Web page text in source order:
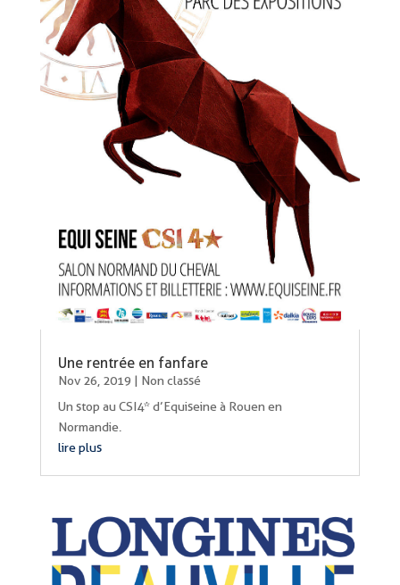
Une rentrée en fanfare
Nov 26, 2019 | Non classé
Un stop au CSI4* d’Equiseine à Rouen en
Normandie.
lire plus